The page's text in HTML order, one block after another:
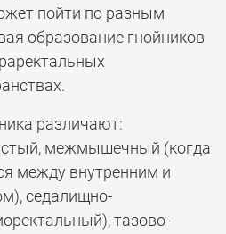
пойти по разным
образование гнойников
различают:
межмышечный (когда
между внутренним и
седалищно-
тазово-